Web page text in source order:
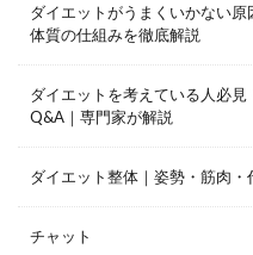
ダイエットがうまくいかない
体質の仕組みを徹底解説
ダイエットを考えている人必
Q&A｜専門家が解説
ダイエット整体｜姿勢・筋肉
チャット